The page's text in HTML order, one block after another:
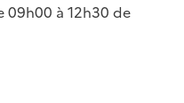
09h00 à 12h30 de